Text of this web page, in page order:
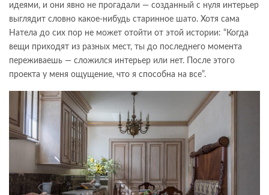
идеями, и они явно не прогадали — созданный с нуля интерьер
выглядит словно какое-нибудь старинное шато. Хотя сама
Натела до сих пор не может отойти от этой истории: “Когда
вещи приходят из разных мест, ты до последнего момента
переживаешь — сложился интерьер или нет. После этого
проекта у меня ощущение, что я способна на все”.